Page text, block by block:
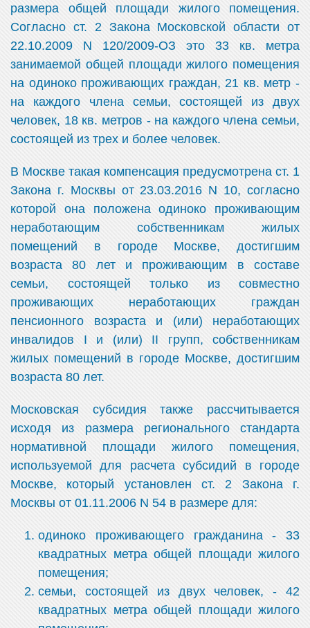
размера общей площади жилого помещения.
Согласно ст. 2 Закона Московской области от
22.10.2009 N 120/2009-ОЗ это 33 кв. метра
занимаемой общей площади жилого помещения
на одиноко проживающих граждан, 21 кв. метр -
на каждого члена семьи, состоящей из двух
человек, 18 кв. метров - на каждого члена семьи,
состоящей из трех и более человек.
В Москве такая компенсация предусмотрена ст. 1
Закона г. Москвы от 23.03.2016 N 10, согласно
которой она положена одиноко проживающим
неработающим собственникам жилых
помещений в городе Москве, достигшим
возраста 80 лет и проживающим в составе
семьи, состоящей только из совместно
проживающих неработающих граждан
пенсионного возраста и (или) неработающих
инвалидов I и (или) II групп, собственникам
жилых помещений в городе Москве, достигшим
возраста 80 лет.
Московская субсидия также рассчитывается
исходя из размера регионального стандарта
нормативной площади жилого помещения,
используемой для расчета субсидий в городе
Москве, который установлен ст. 2 Закона г.
Москвы от 01.11.2006 N 54 в размере для:
одиноко проживающего гражданина - 33
квадратных метра общей площади жилого
помещения;
семьи, состоящей из двух человек, - 42
квадратных метра общей площади жилого